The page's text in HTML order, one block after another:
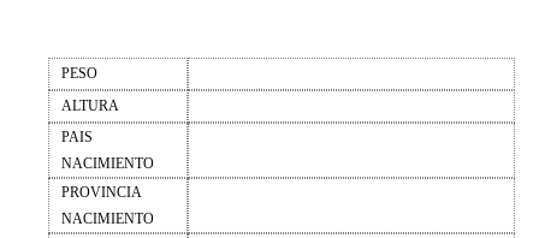
PESO
ALTURA
PAIS
NACIMIENTO
PROVINCIA
NACIMIENTO